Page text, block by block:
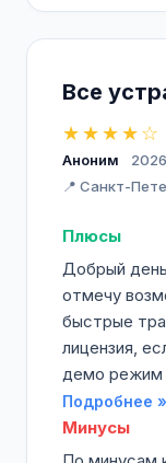
Все
★★★★☆
Аноним
📍 Санкт-
Плюсы
Добрый
отмечу
быстрые
лицензия,
демо режим
Подробнее »
Минусы